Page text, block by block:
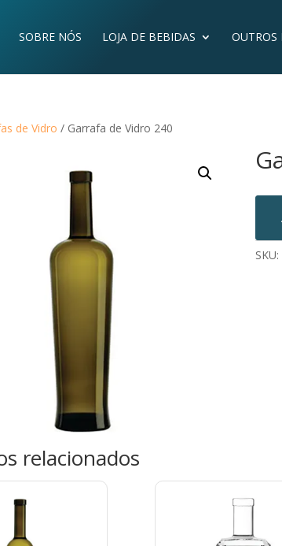
SOBRE NÓS LOJA DE BEBIDAS OUTROS
de Vidro / Garrafa de Vidro 240
SKU:
relacionados